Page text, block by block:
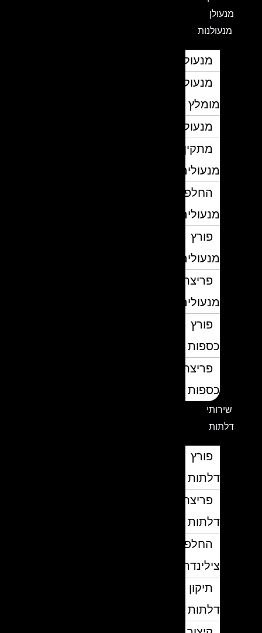
מנעולן
מנעולנות
מנעולן
מנעולן
מומלץ
מנעולנים
מתקין
מנעולים
החלפת
מנעולים
פורץ
מנעולים
פריצת
מנעולים
פורץ
כספות
פריצת
כספות
שירותי
דלתות
פורץ
דלתות
פריצת
דלתות
החלפת
צילינדרים
תיקון
דלתות